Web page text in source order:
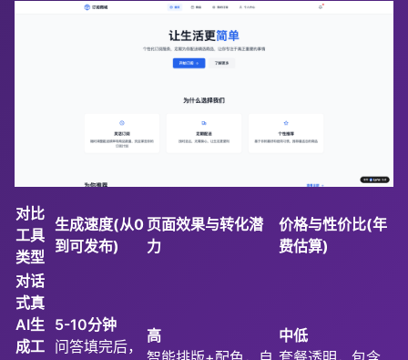
对比
工具
类型
生成速度(从0
到可发布)
页面效果与转化潜
力
价格与性价比(年
费估算)
对话
式真
AI生
成工
5-10分钟
问答填完后，
高
中低